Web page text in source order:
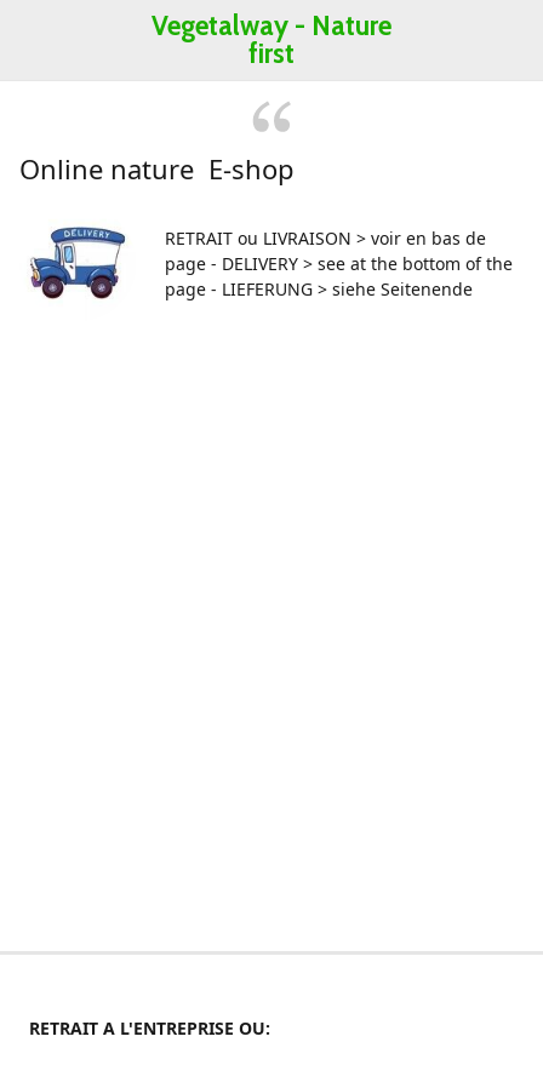
Vegetalway - Nature
first
Online nature E-shop
RETRAIT ou LIVRAISON > voir en bas de
page - DELIVERY > see at the bottom of the
page - LIEFERUNG > siehe Seitenende
RETRAIT A L'ENTREPRISE OU: